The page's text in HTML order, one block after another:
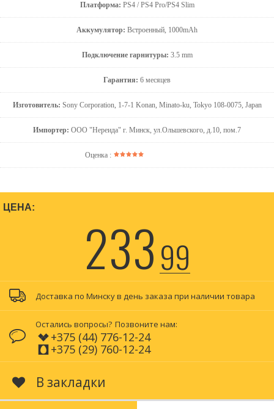
Платформа: PS4 / PS4 Pro/PS4 Slim
Аккумулятор: Встроенный, 1000mAh
Подключение гарнитуры: 3.5 mm
Гарантия: 6 месяцев
Изготовитель: Sony Corporation, 1-7-1 Konan, Minato-ku, Tokyo 108-0075, Japan
Импортер: ООО "Нереида" г. Минск, ул.Ольшевского, д.10, пом.7
Оценка :
ЦЕНА:
23399
Доставка по Минску в день заказа при наличии товара
Остались вопросы? Позвоните нам:
+375 (44) 776-12-24
+375 (29) 760-12-24
В закладки